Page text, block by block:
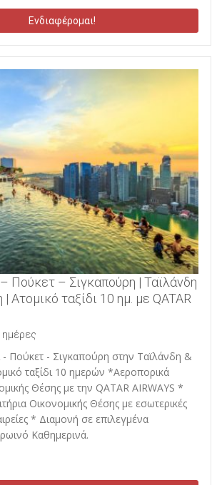
Ενδιαφέρομαι!
Πούκετ – Σιγκαπούρη | Ταϊλάνδη
| Ατομικό ταξίδι 10 ημ. με QATAR
ημέρες
- Πούκετ - Σιγκαπούρη στην Ταϊλάνδη &
ταξίδι 10 ημερών *Αεροπορικά
Θέσης με την QATAR AIRWAYS *
Οικονομικής Θέσης με εσωτερικές
* Διαμονή σε επιλεγμένα
Καθημερινά.